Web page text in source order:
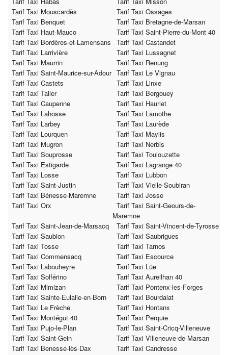
Tarif Taxi Mouscardès
Tarif Taxi Ossages
Tarif Taxi Benquet
Tarif Taxi Bretagne-de-Marsan
Tarif Taxi Haut-Mauco
Tarif Taxi Saint-Pierre-du-Mont 40
Tarif Taxi Bordères-et-Lamensans
Tarif Taxi Castandet
Tarif Taxi Larrivière
Tarif Taxi Lussagnet
Tarif Taxi Maurrin
Tarif Taxi Renung
Tarif Taxi Saint-Maurice-sur-Adour Tarif Taxi Le Vignau
Tarif Taxi Castets
Tarif Taxi Linxe
Tarif Taxi Taller
Tarif Taxi Bergouey
Tarif Taxi Caupenne
Tarif Taxi Hauriet
Tarif Taxi Lahosse
Tarif Taxi Lamothe
Tarif Taxi Larbey
Tarif Taxi Laurède
Tarif Taxi Lourquen
Tarif Taxi Maylis
Tarif Taxi Mugron
Tarif Taxi Nerbis
Tarif Taxi Souprosse
Tarif Taxi Toulouzette
Tarif Taxi Estigarde
Tarif Taxi Lagrange 40
Tarif Taxi Losse
Tarif Taxi Lubbon
Tarif Taxi Saint-Justin
Tarif Taxi Vielle-Soubiran
Tarif Taxi Bénesse-Maremne
Tarif Taxi Josse
Tarif Taxi Orx
Tarif Taxi Saint-Geours-de-
Maremne
Tarif Taxi Saint-Jean-de-Marsacq
Tarif Taxi Saint-Vincent-de-Tyrosse
Tarif Taxi Saubion
Tarif Taxi Saubrigues
Tarif Taxi Tosse
Tarif Taxi Tarnos
Tarif Taxi Commensacq
Tarif Taxi Escource
Tarif Taxi Labouheyre
Tarif Taxi Lüe
Tarif Taxi Solférino
Tarif Taxi Aureilhan 40
Tarif Taxi Mimizan
Tarif Taxi Pontenx-les-Forges
Tarif Taxi Sainte-Eulalie-en-Born
Tarif Taxi Bourdalat
Tarif Taxi Le Frèche
Tarif Taxi Hontanx
Tarif Taxi Montégut 40
Tarif Taxi Perquie
Tarif Taxi Pujo-le-Plan
Tarif Taxi Saint-Cricq-Villeneuve
Tarif Taxi Saint-Gein
Tarif Taxi Villeneuve-de-Marsan
Tarif Taxi Benesse-lès-Dax
Tarif Taxi Candresse